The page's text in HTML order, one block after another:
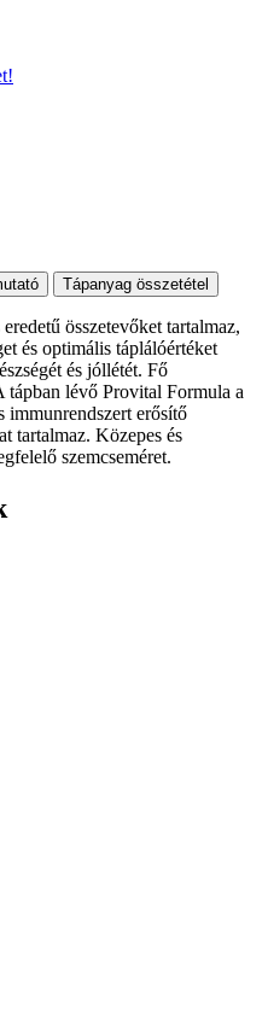
Tápanyag összetétel
összetevőket tartalmaz,
és optimális táplálóértéket
és jóllétét. Fő
tápban lévő Provital Formula a
immunrendszert erősítő
tartalmaz. Közepes és
szemcseméret.